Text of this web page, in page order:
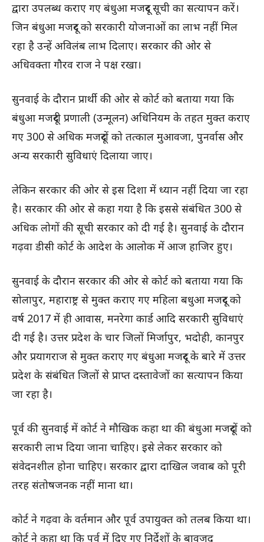
द्वारा उपलब्ध कराए गए बंधुआ मजदूर सूची का सत्यापन करें।
जिन बंधुआ मजदूर को सरकारी योजनाओं का लाभ नहीं मिल
रहा है उन्हें अविलंब लाभ दिलाए। सरकार की ओर से
अधिवक्ता गौरव राज ने पक्ष रखा।
सुनवाई के दौरान प्रार्थी की ओर से कोर्ट को बताया गया कि
बंधुआ मजदूरी प्रणाली (उन्मूलन) अधिनियम के तहत मुक्त कराए
गए 300 से अधिक मजदूरों को तत्काल मुआवजा, पुनर्वास और
अन्य सरकारी सुविधाएं दिलाया जाए।
लेकिन सरकार की ओर से इस दिशा में ध्यान नहीं दिया जा रहा
है। सरकार की ओर से कहा गया है कि इससे संबंधित 300 से
अधिक लोगों की सूची सरकार को दी गई है। सुनवाई के दौरान
गढ़वा डीसी कोर्ट के आदेश के आलोक में आज हाजिर हुए।
सुनवाई के दौरान सरकार की ओर से कोर्ट को बताया गया कि
सोलापुर, महाराष्ट्र से मुक्त कराए गए महिला बधुआ मजदूर को
वर्ष 2017 में ही आवास, मनरेगा कार्ड आदि सरकारी सुविधाएं
दी गई है। उत्तर प्रदेश के चार जिलों मिर्जापुर, भदोही, कानपुर
और प्रयागराज से मुक्त कराए गए बंधुआ मजदूर के बारे में उत्तर
प्रदेश के संबंधित जिलों से प्राप्त दस्तावेजों का सत्यापन किया
जा रहा है।
पूर्व की सुनवाई में कोर्ट ने मौखिक कहा था की बंधुआ मजदूरों को
सरकारी लाभ दिया जाना चाहिए। इसे लेकर सरकार को
संवेदनशील होना चाहिए। सरकार द्वारा दाखिल जवाब को पूरी
तरह संतोषजनक नहीं माना था।
कोर्ट ने गढ़वा के वर्तमान और पूर्व उपायुक्त को तलब किया था।
कोर्ट ने कहा था कि पूर्व में दिए गए निर्देशों के बावजूद